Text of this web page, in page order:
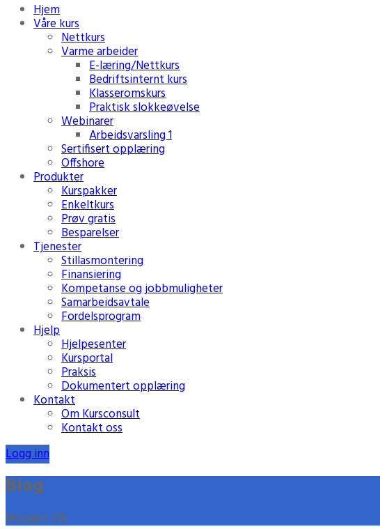
Hjem
Våre kurs
Nettkurs
Varme arbeider
E-læring/Nettkurs
Bedriftsinternt kurs
Klasseromskurs
Praktisk slokkeøvelse
Webinarer
Arbeidsvarsling 1
Sertifisert opplæring
Offshore
Produkter
Kurspakker
Enkeltkurs
Prøv gratis
Besparelser
Tjenester
Stillasmontering
Finansiering
Kompetanse og jobbmuligheter
Samarbeidsavtale
Fordelsprogram
Hjelp
Hjelpesenter
Kursportal
Praksis
Dokumentert opplæring
Kontakt
Om Kursconsult
Kontakt oss
Logg inn
Blog
Bloggen Vår